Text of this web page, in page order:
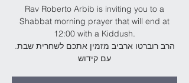
Rav Roberto Arbib is inviting you to a
Shabbat morning prayer that will end at
12:00 with a Kiddush.
.הרב רוברטו ארביב מזמין אתכם לשחרית שבת
עם קידוש